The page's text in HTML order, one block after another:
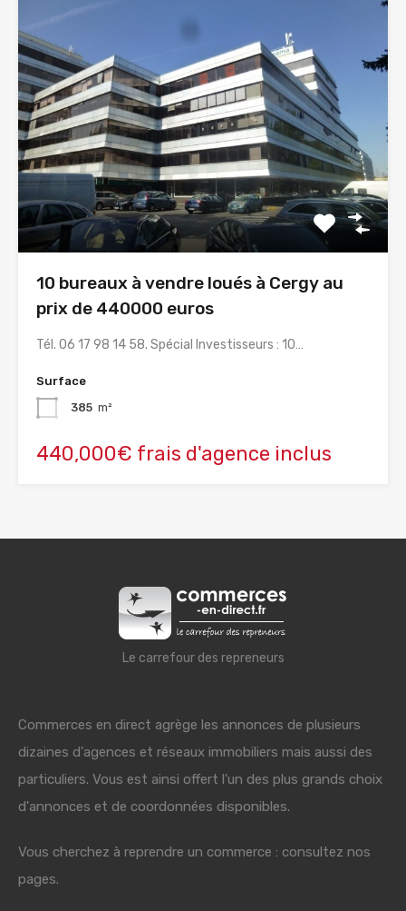
10 bureaux à vendre loués à Cergy au
prix de 440000 euros
Tél. 06 17 98 14 58. Spécial Investisseurs : 10…
Surface
385 m²
440,000€ frais d'agence inclus
Le carrefour des repreneurs
Commerces en direct agrège les annonces de plusieurs
dizaines d'agences et réseaux immobiliers mais aussi des
particuliers. Vous est ainsi offert l'un des plus grands choix
d'annonces et de coordonnées disponibles.
Vous cherchez à reprendre un commerce : consultez nos
pages.